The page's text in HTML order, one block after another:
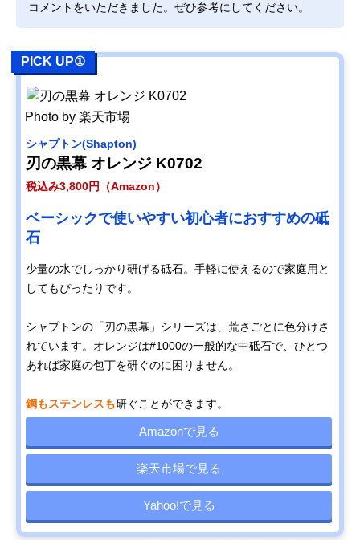
コメントをいただきました。ぜひ参考にしてください。
PICK UP①
Photo by 楽天市場
‎シャプトン(Shapton)
刃の黒幕 オレンジ K0702
税込み3,800円（Amazon）
ベーシックで使いやすい初心者におすすめの砥
石
少量の水でしっかり研げる砥石。手軽に使えるので家庭用と
してもぴったりです。
シャプトンの「刃の黒幕」シリーズは、荒さごとに色分けさ
れています。オレンジは#1000の一般的な中砥石で、ひとつ
あれば家庭の包丁を研ぐのに困りません。
鋼もステンレスも研ぐことができます。
Amazonで見る
楽天市場で見る
Yahoo!で見る